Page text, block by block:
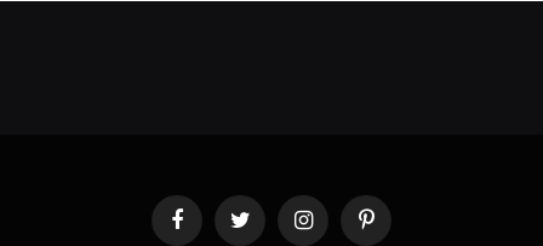
FacebookTwitter InstagramPinterest